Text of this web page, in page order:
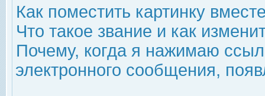
Как поместить картинку
Что такое звание и как
Почему, когда я нажимаю
электронного сообщения,